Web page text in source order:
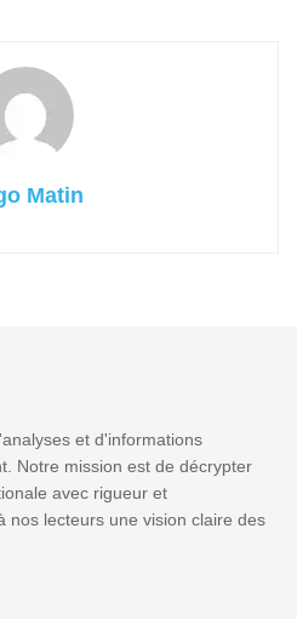
Matin
et d'informations
Notre mission est de décrypter
avec rigueur et
nos lecteurs une vision claire des